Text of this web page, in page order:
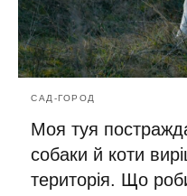
САД-ГОРОД
Моя туя
собаки й коти
територія. Що